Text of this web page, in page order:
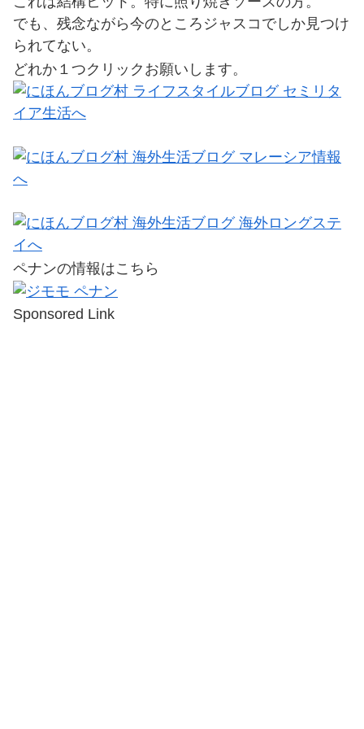
でも、残念ながら今のところジャスコでしか見つけ
られてない。
どれか１つクリックお願いします。
ペナンの情報はこちら
Sponsored Link